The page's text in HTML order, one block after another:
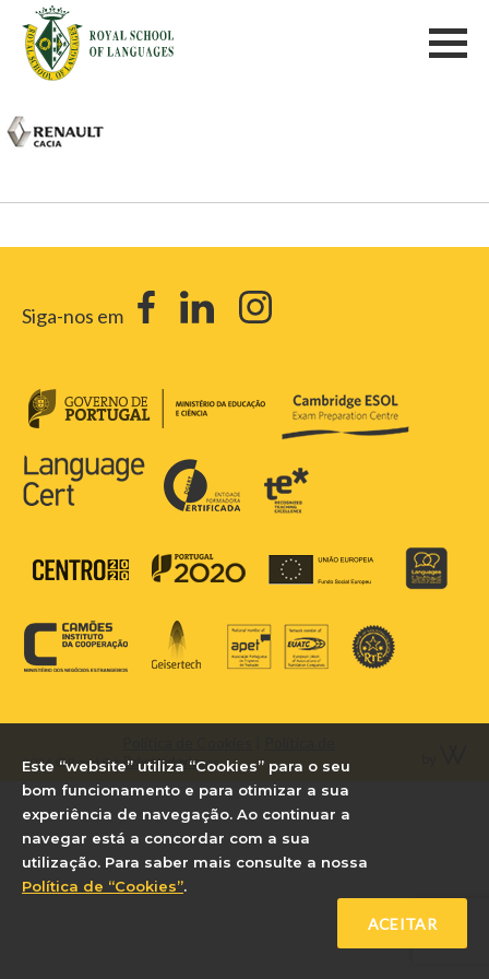
Siga-nos em
2026 © Royal School of Languages
Privacidade
Este “website” utiliza “Cookies” para o seu
bom funcionamento e para otimizar a sua
experiência de navegação. Ao continuar a
navegar está a concordar com a sua
utilização. Para saber mais consulte a nossa
Política de “Cookies”.
ACEITAR